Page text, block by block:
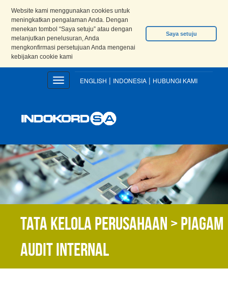
Website kami menggunakan cookies untuk
meningkatkan pengalaman Anda. Dengan
menekan tombol “Saya setuju” atau dengan
melanjutkan penelusuran, Anda
mengkonfirmasi persetujuan Anda mengenai
kebijakan cookie kami
Saya setuju
ENGLISH | INDONESIA | HUBUNGI KAMI
Toggle
navigation
Tata kelola perusahaan > Piagam
Audit Internal